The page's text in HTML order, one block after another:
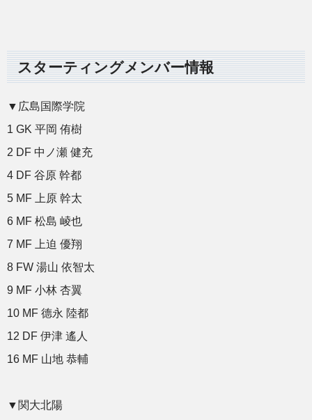
スターティングメンバー情報
▼広島国際学院
1 GK 平岡 侑樹
2 DF 中ノ瀬 健充
4 DF 谷原 幹都
5 MF 上原 幹太
6 MF 松島 崚也
7 MF 上迫 優翔
8 FW 湯山 依智太
9 MF 小林 杏翼
10 MF 德永 陸都
12 DF 伊津 遙人
16 MF 山地 恭輔
▼関大北陽